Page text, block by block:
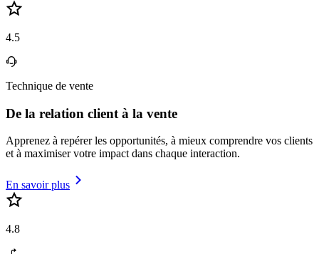
4.5
Technique de vente
De la relation client à la vente
Apprenez à repérer les opportunités, à mieux comprendre vos clients
et à maximiser votre impact dans chaque interaction.
En savoir plus
4.8